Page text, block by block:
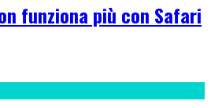
funziona più con Safari